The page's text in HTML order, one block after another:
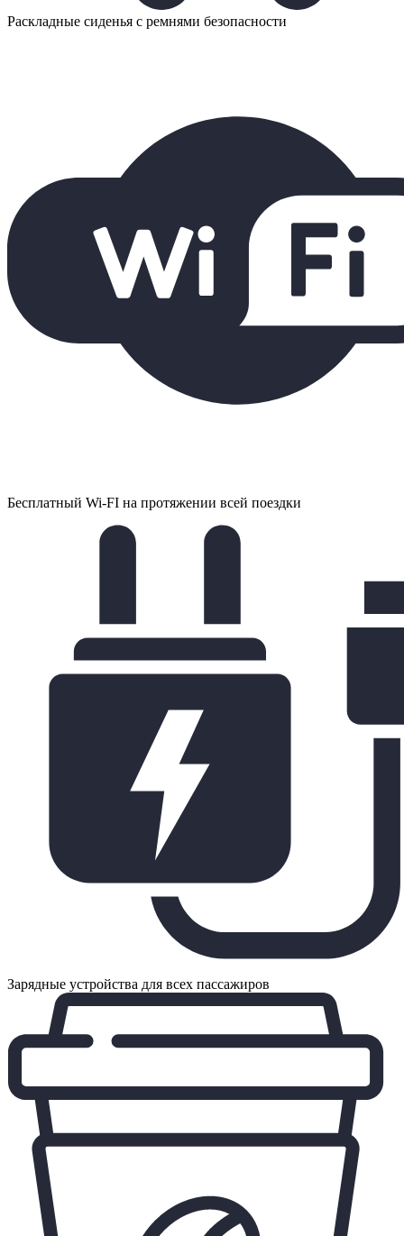
Раскладные сиденья с ремнями безопасности
Бесплатный Wi-FI на протяжении всей поездки
Зарядные устройства для всех пассажиров